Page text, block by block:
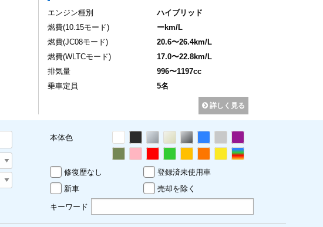
エンジン種別
ハイブリッド
燃費(10.15モード)
ーkm/L
燃費(JC08モード)
20.6〜26.4km/L
燃費(WLTCモード)
17.0〜22.8km/L
排気量
996〜1197cc
乗車定員
5名
詳しく見る
本体色
修復歴なし
登録済未使用車
新車
売却を除く
キーワード